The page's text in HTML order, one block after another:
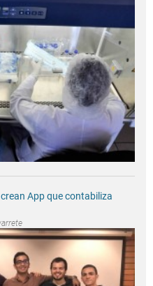
App que contabiliza